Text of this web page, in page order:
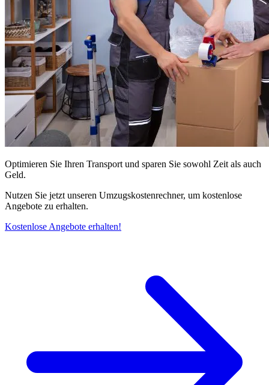
Optimieren Sie Ihren Transport und sparen Sie sowohl Zeit als auch
Geld.
Nutzen Sie jetzt unseren Umzugskostenrechner, um kostenlose
Angebote zu erhalten.
Kostenlose Angebote erhalten!